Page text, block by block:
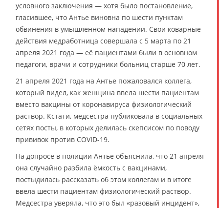
условного заключения — хотя было постановление,
гласившее, что Антье виновна по шести пунктам
обвинения в умышленном нападении. Свои коварные
действия медработница совершала с 5 марта по 21
апреля 2021 года — её пациентами были в основном
педагоги, врачи и сотрудники больниц старше 70 лет.
21 апреля 2021 года на Антье пожаловался коллега,
который видел, как женщина ввела шести пациентам
вместо вакцины от коронавируса физиологический
раствор. Кстати, медсестра публиковала в социальных
сетях посты, в которых делилась скепсисом по поводу
прививок против COVID-19.
На допросе в полиции Антье объяснила, что 21 апреля
она случайно разбила ёмкость с вакцинами,
постыдилась рассказать об этом коллегам и в итоге
ввела шести пациентам физиологический раствор.
Медсестра уверяла, что это был «разовый инцидент»,